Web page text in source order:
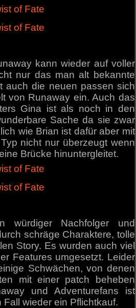
kann wieder auf voller
nur das man alt bekannte
auch die neuen passen sich
von Runaway ein. Auch das
Gina ist als noch in den
Sache da sie zwar
wie Brian ist dafür aber mit
nicht nur überzeugt wenn
Brücke hinuntergleitet.
würdiger Nachfolger und
schräge Charaktere, tolle
Story. Es wurden auch viel
Features umgesetzt. Leider
Schwächen, von denen
mit einer patch beheben
und Adventurefans ist
wieder ein Pflichtkauf.